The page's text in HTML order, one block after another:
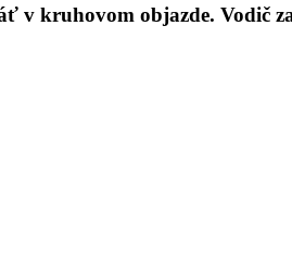
v kruhovom objazde.